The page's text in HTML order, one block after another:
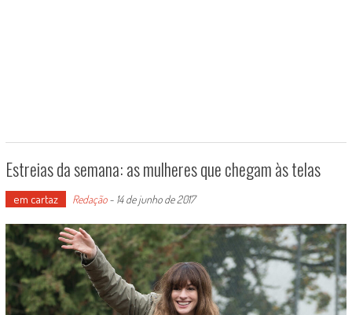
Estreias da semana: as mulheres que chegam às telas
em cartaz Redação- 14 de junho de 2017